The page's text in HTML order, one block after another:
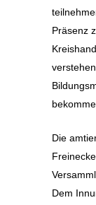
Präsenz
Die
Dem